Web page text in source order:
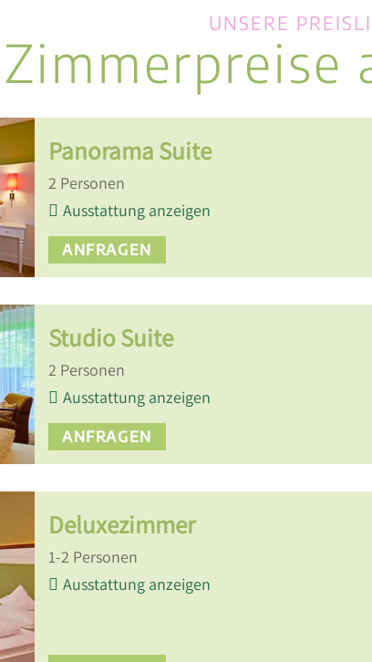
UNSERE
Panorama Suite
2 Personen
Ausstattung anzeigen
ANFRAGEN
Studio Suite
2 Personen
Ausstattung anzeigen
ANFRAGEN
Deluxezimmer
1-2 Personen
Ausstattung anzeigen